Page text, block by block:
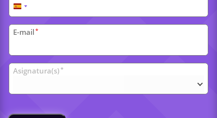
España
+34
E-mail *
Clases
universitarias
Asignatura(s) *